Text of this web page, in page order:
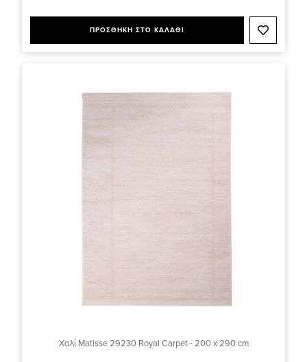
ΠΡΟΣΘΗΚΗ ΣΤΟ ΚΑΛΑΘΙ
Χαλί Matisse 29230 Royal Carpet - 200 x 290 cm